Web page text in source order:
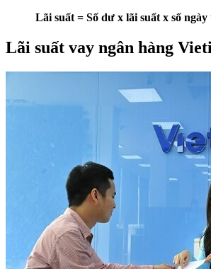
Lãi suất = Số dư x lãi suất x số
Lãi suất vay ngân hàng